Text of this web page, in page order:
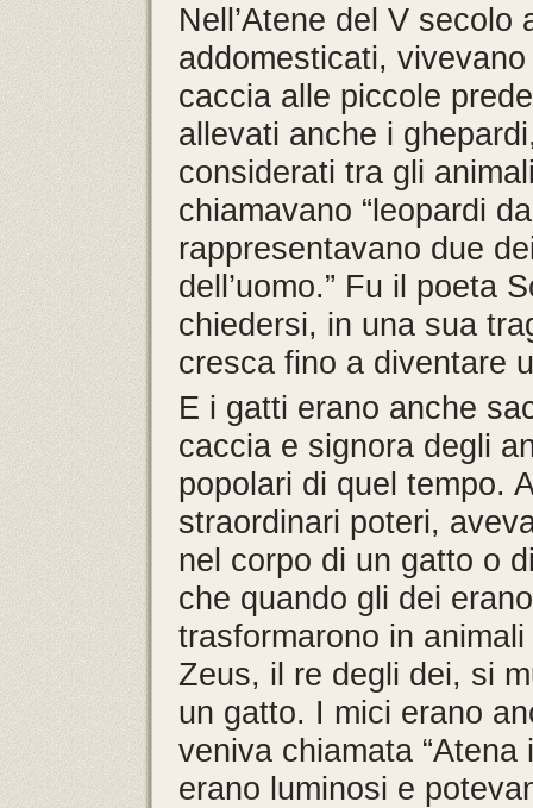
Nell’Atene del V
addomesticati,
caccia alle piccole
allevati anche i
considerati tra gli
chiamavano “leopardi
rappresentavano due
dell’uomo.” Fu il poeta
chiedersi, in una sua
cresca fino a diventare
E i gatti erano anche
caccia e signora degli
popolari di quel tempo.
straordinari poteri,
nel corpo di un gatto o
che quando gli dei
trasformarono in
Zeus, il re degli dei, si
un gatto. I mici erano
veniva chiamata
erano luminosi e